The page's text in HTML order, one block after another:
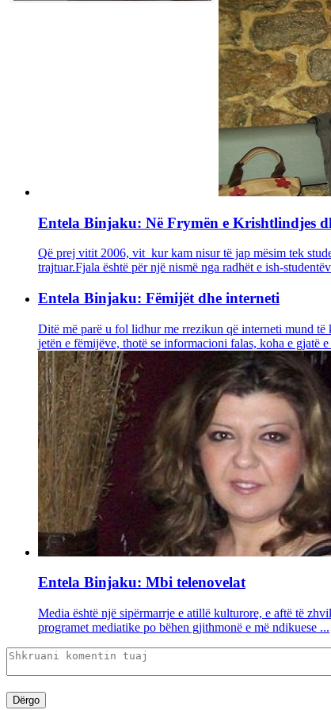
Entela Binjaku: Në Frymën e Krishtlindjes
Që prej vitit 2006, vit kur kam nisur të jap mësim tek
trajtuar.Fjala është për një nismë nga radhët e ish-
Entela Binjaku: Fëmijët dhe interneti
Ditë më parë u fol lidhur me rrezikun që interneti mund
jetën e fëmijëve, thotë se informacioni falas, koha e gjatë
Entela Binjaku: Mbi telenovelat
Media është një sipërmarrje e atillë kulturore, e aftë të
programet mediatike po bëhen gjithmonë e më ndikuese ...
Dërgo